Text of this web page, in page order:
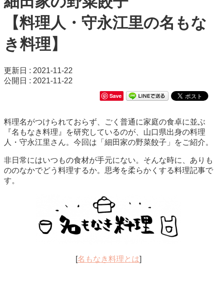
【料理人・守永江里の名もな
き料理】
更新日 : 2021-11-22
公開日 : 2021-11-22
Save
料理名がつけられておらず、ごく普通に家庭の食卓に並ぶ
『名もなき料理』を研究しているのが、山口県出身の料理
人・守永江里さん。今回は「細田家の野菜餃子」をご紹介。
非日常にはいつもの食材が手元にない。そんな時に、ありも
ののなかでどう料理するか。思考を柔らかくする料理記事で
す。
[名もなき料理とは]